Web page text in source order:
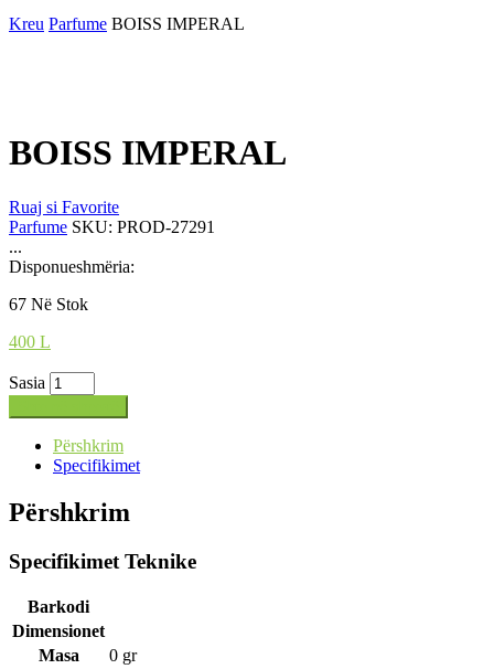
Kreu Parfume BOISS IMPERAL
BOISS IMPERAL
Ruaj si Favorite
Parfume SKU: PROD-27291
...
Disponueshmëria:
67 Në Stok
400 L
Sasia
Përshkrim
Specifikimet
Përshkrim
Specifikimet Teknike
Barkodi
Dimensionet
Masa
0 gr